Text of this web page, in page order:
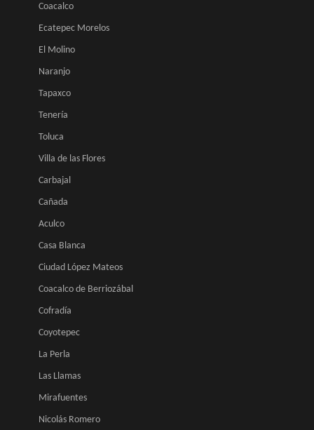
Coacalco
Ecatepec Morelos
El Molino
Naranjo
Tapaxco
Tenería
Toluca
Villa de las Flores
Carbajal
Cañada
Aculco
Casa Blanca
Ciudad López Mateos
Coacalco de Berriozábal
Cofradía
Coyotepec
La Perla
Las Llamas
Mirafuentes
Nicolás Romero